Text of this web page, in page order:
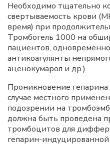
Необходимо тщательно
свертываемость крови
время) при
Тромбогель 1000 на
пациентов,
антикоагулянты
аценокумарол и др.).
Проникновение
случае местного
подозрении на
должна быть проведена
тромбоцитов для
гепарин-